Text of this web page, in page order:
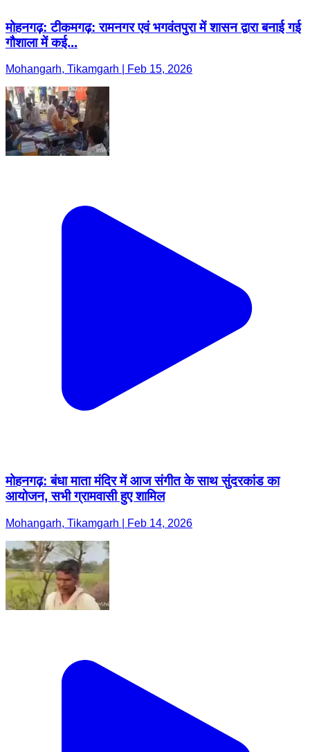
मोहनगढ़: टीकमगढ़: रामनगर एवं भगवंतपुरा में शासन द्वारा बनाई गई
गौशाला में कई...
Mohangarh, Tikamgarh | Feb 15, 2026
मोहनगढ़: बंधा माता मंदिर में आज संगीत के साथ सुंदरकांड का
आयोजन, सभी ग्रामवासी हुए शामिल
Mohangarh, Tikamgarh | Feb 14, 2026